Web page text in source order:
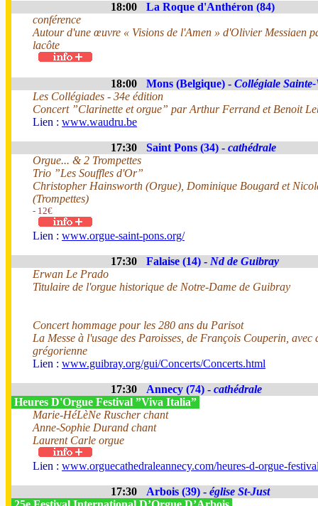
18:00
La Roque d'Anthéron (84)
conférence
Autour d'une œuvre « Visions de l'Amen » d'Olivier Messiaen
lacôte
18:00 Mons (Belgique) - Collégiale
Les Collégiades - 34e édition
Concert ”Clarinette et orgue” par Arthur Ferrand et Benoit
Lien : www.waudru.be
17:30 Saint Pons (34) - cathédrale
Orgue... & 2 Trompettes
Trio ”Les Souffles d'Or”
Christopher Hainsworth (Orgue), Dominique Bougard et
(Trompettes)
- 12€
Lien : www.orgue-saint-pons.org/
17:30 Falaise (14) - Nd de Guibray
Erwan Le Prado
Titulaire de l'orgue historique de Notre-Dame de Guibray
Concert hommage pour les 280 ans du Parisot
La Messe à l'usage des Paroisses, de François Couperin, avec
grégorienne
Lien : www.guibray.org/gui/Concerts/Concerts.html
17:30 Annecy (74) - cathédrale
Heures D'Orgue Festival ”Viva Italia”
Marie-HéLèNe Ruscher chant
Anne-Sophie Durand chant
Laurent Carle orgue
Lien : www.orguecathedraleannecy.com/heures-d-orgue-
17:30 Arbois (39) - église St-Just